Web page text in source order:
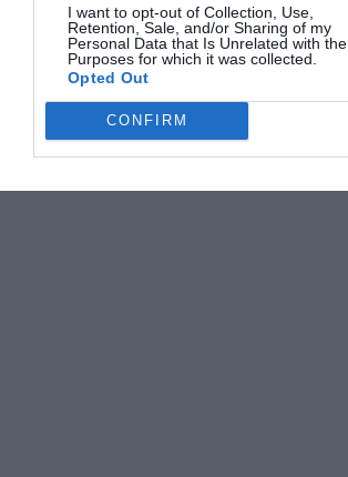
I want to opt-out of Collection, Use,
Retention, Sale, and/or Sharing of my
Personal Data that Is Unrelated with the
Purposes for which it was collected.
Opted Out
CONFIRM